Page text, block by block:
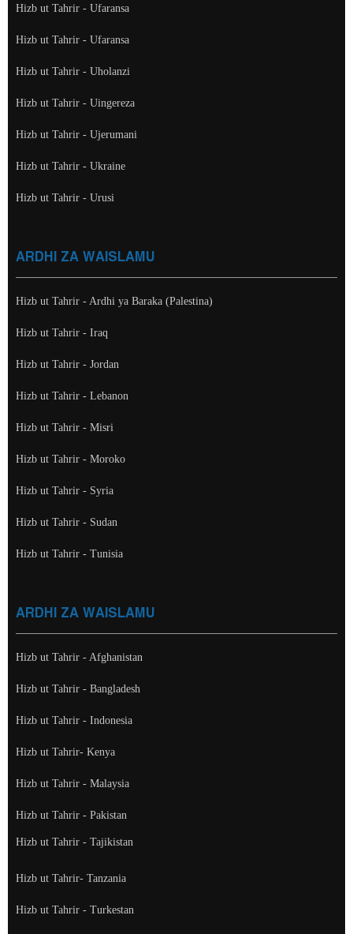
Hizb ut Tahrir - Ufaransa
Hizb ut Tahrir - Ufaransa
Hizb ut Tahrir - Uholanzi
Hizb ut Tahrir - Uingereza
Hizb ut Tahrir - Ujerumani
Hizb ut Tahrir - Ukraine
Hizb ut Tahrir - Urusi
ARDHI ZA WAISLAMU
Hizb ut Tahrir - Ardhi ya Baraka (Palestina)
Hizb ut Tahrir - Iraq
Hizb ut Tahrir - Jordan
Hizb ut Tahrir - Lebanon
Hizb ut Tahrir - Misri
Hizb ut Tahrir - Moroko
Hizb ut Tahrir - Syria
Hizb ut Tahrir - Sudan
Hizb ut Tahrir - Tunisia
ARDHI ZA WAISLAMU
Hizb ut Tahrir - Afghanistan
Hizb ut Tahrir - Bangladesh
Hizb ut Tahrir - Indonesia
Hizb ut Tahrir- Kenya
Hizb ut Tahrir - Malaysia
Hizb ut Tahrir - Pakistan
Hizb ut Tahrir - Tajikistan
Hizb ut Tahrir- Tanzania
Hizb ut Tahrir - Turkestan